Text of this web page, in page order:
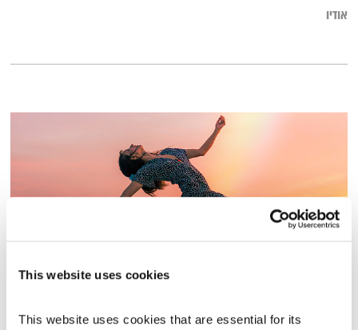
This website uses cookies
This website uses cookies that are essential for its
אודיו
התעוררות
גליה גלעדי